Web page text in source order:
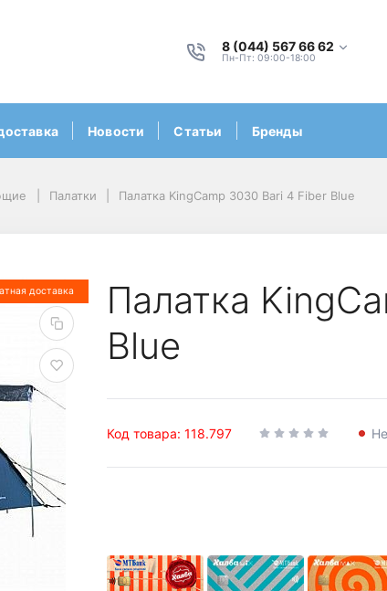
8 (044) 567 66 62
Пн-Пт: 09:00-18:00
Новости Статьи Бренды
Палатки Палатка KingCamp 3030 Bari 4 Fiber Blue
доставка
Палатка
Blue
Код товара: 118.797